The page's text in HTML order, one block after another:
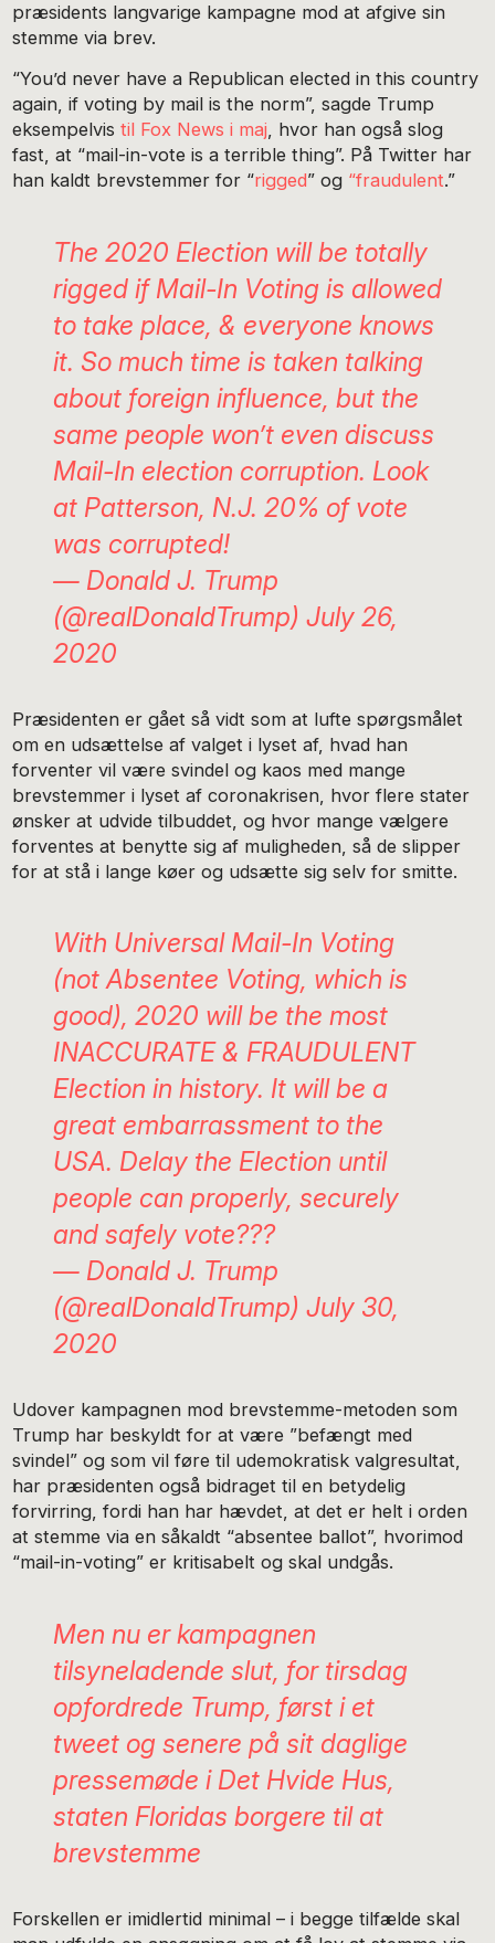
præsidents langvarige kampagne mod at afgive sin
stemme via brev.
“You’d never have a Republican elected in this country
again, if voting by mail is the norm”, sagde Trump
eksempelvistil Fox News i maj, hvor han også slog
fast, at “mail-in-vote is a terrible thing”. På Twitter har
han kaldt brevstemmer for “rigged” og “fraudulent.”
The 2020 Election will be totally
rigged if Mail-In Voting is allowed
to take place, & everyone knows
it. So much time is taken talking
about foreign influence, but the
same people won’t even discuss
Mail-In election corruption. Look
at Patterson, N.J. 20% of vote
was corrupted!
— Donald J. Trump
(@realDonaldTrump) July 26,
2020
Præsidenten er gået så vidt som at lufte spørgsmålet
om en udsættelse af valget i lyset af, hvad han
forventer vil være svindel og kaos med mange
brevstemmer i lyset af coronakrisen, hvor flere stater
ønsker at udvide tilbuddet, og hvor mange vælgere
forventes at benytte sig af muligheden, så de slipper
for at stå i lange køer og udsætte sig selv for smitte.
With Universal Mail-In Voting
(not Absentee Voting, which is
good), 2020 will be the most
INACCURATE & FRAUDULENT
Election in history. It will be a
great embarrassment to the
USA. Delay the Election until
people can properly, securely
and safely vote???
— Donald J. Trump
(@realDonaldTrump) July 30,
2020
Udover kampagnen mod brevstemme-metoden som
Trump har beskyldt for at være ”befængt med
svindel” og som vil føre til udemokratisk valgresultat,
har præsidenten også bidraget til en betydelig
forvirring, fordi han har hævdet, at det er helt i orden
at stemme via en såkaldt “absentee ballot”, hvorimod
“mail-in-voting” er kritisabelt og skal undgås.
Men nu er kampagnen
tilsyneladende slut, for tirsdag
opfordrede Trump, først i et
tweet og senere på sit daglige
pressemøde i Det Hvide Hus,
staten Floridas borgere til at
brevstemme
Forskellen er imidlertid minimal – i begge tilfælde skal